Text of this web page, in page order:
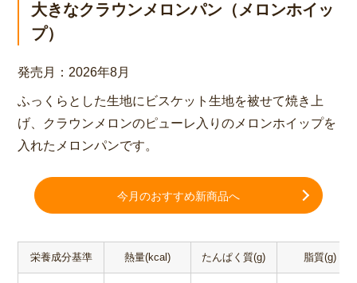
大きなクラウンメロンパン（メロンホイッ
プ）
発売月： 2026年8月
ふっくらとした生地にビスケット生地を被せて焼き上
げ、クラウンメロンのピューレ入りのメロンホイップを
入れたメロンパンです。
今月のおすすめ新商品へ
栄養成分基準 熱量(kcal) たんぱく質(g) 脂質(g)